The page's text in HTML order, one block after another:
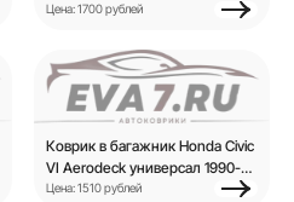
Цена: 1700 рублей
Коврик в багажник Honda Civic
VI Aerodeck универсал 1990-
2000 универсал
Цена: 1510 рублей